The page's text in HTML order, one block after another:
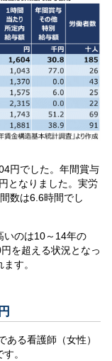
円でした。年間賞与
となりました。実労
数は6.6時間でし
のは10～14年の
を超える状況となっ
す。
る看護師（女性）
。